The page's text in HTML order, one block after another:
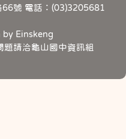
號 電話：(03)3205681
Einskeng
題請洽龜山國中資訊組